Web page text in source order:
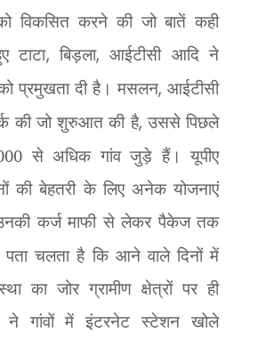
को विकसित करने की जो बातें कही
टाटा, बिड़ला,आईटीसी आदि ने
को प्रमुखता दी है। मसलन,आईटीसी
की जो शुरुआत की है, उससे पिछले
से अधिक गांव जुड़े हैं। यूपीए
की बेहतरी के लिए अनेक योजनाएं
कर्ज माफी से लेकर पैकेज तक
चलता है कि आने वाले दिनों में
का जोर ग्रामीण क्षेत्रों पर ही
ने गांवों में इंटरनेट स्टेशन खोले